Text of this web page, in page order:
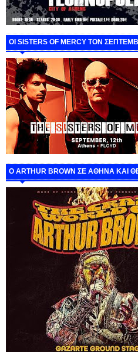
ΟΙ SISTERS OF MERCY ΤΟΝ
O ARTHUR BROWN ΣΕ ΑΘΗΝΑ ΚΑΙ